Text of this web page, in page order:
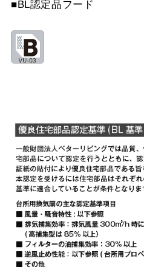
MPB-7665 SBK
YMP665-C300 BK
YMP665-C300 W
YMKP465-C350 BK
YMKP465-C350 W
YMKP465-C350 SI
YMKP465-C350
SBK
■BL認定品フード